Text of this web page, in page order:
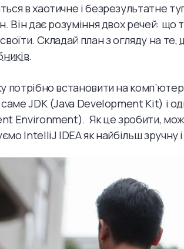
в хаотичне і безрезультатне
Він дає розуміння двох речей: що
Складай план з огляду на те,
.
потрібно встановити на
JDK (Java Development Kit) і
Environment). Як це зробити,
IntelliJ IDEA як найбільш зручну